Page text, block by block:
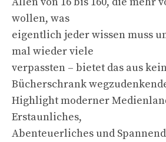
wollen, was
eigentlich jeder wissen muss
mal wieder viele
verpassten – bietet das aus
Bücherschrank
Highlight moderner
Erstaunliches,
Abenteuerliches und